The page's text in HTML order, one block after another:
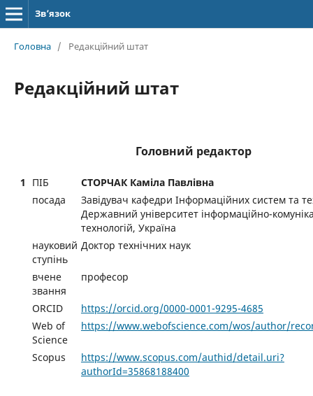
Зв’язок
Головна / Редакційний штат
Редакційний штат
Головний редактор
1 ПІБ
СТОРЧАК Каміла Павлівна
посада
Завідувач кафедри Інформаційних систем та
Державний університет інформаційно-
технологій, Україна
науковий
ступінь
Доктор технічних наук
вчене
звання
професор
ORCID
https://orcid.org/0000-0001-9295-4685
Web of
Science
https://www.webofscience.com/wos/author/
Scopus
https://www.scopus.com/authid/detail.uri?
authorId=35868188400